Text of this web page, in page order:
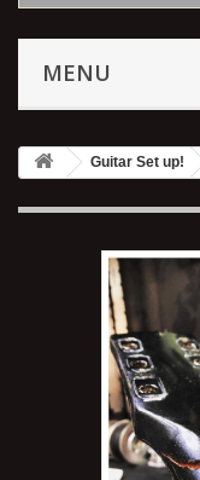
MENU
Guitar Set up!